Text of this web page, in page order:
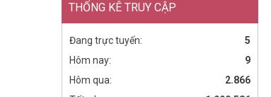
THỐNG KÊ TRUY CẬP
Đang trực tuyến:
5
Hôm nay:
9
Hôm qua:
2.866